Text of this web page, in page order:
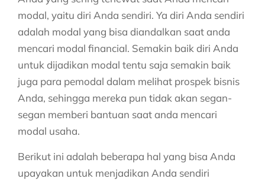
modal, yaitu diri Anda sendiri. Ya diri Anda sendiri
adalah modal yang bisa diandalkan saat anda
mencari modal financial. Semakin baik diri Anda
untuk dijadikan modal tentu saja semakin baik
juga para pemodal dalam melihat prospek bisnis
Anda, sehingga mereka pun tidak akan segan-
segan memberi bantuan saat anda mencari
modal usaha.
Berikut ini adalah beberapa hal yang bisa Anda
upayakan untuk menjadikan Anda sendiri